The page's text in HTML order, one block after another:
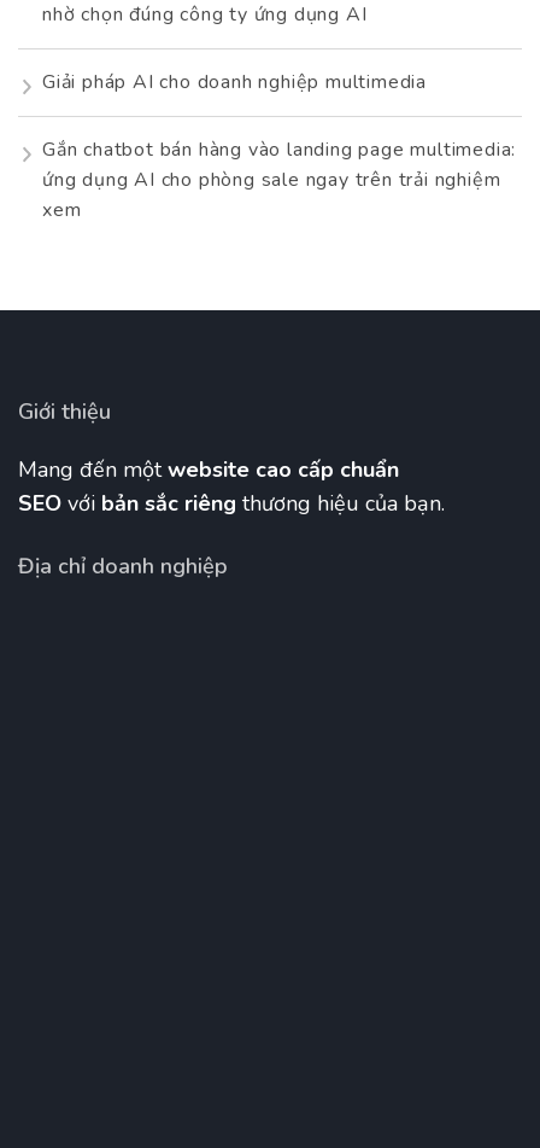
nhờ chọn đúng công ty ứng dụng AI
Giải pháp AI cho doanh nghiệp multimedia
Gắn chatbot bán hàng vào landing page multimedia:
ứng dụng AI cho phòng sale ngay trên trải nghiệm
xem
Giới thiệu
Mang đến mộtwebsite cao cấp chuẩn
SEO với bản sắc riêng thương hiệu của bạn.
Địa chỉ doanh nghiệp